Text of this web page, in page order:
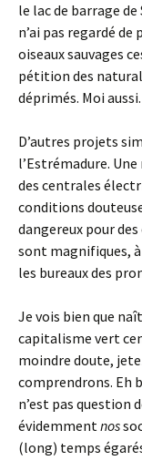
le lac de barrage de
n’ai pas regardé
oiseaux sauvages
pétition des
déprimés. Moi aussi.
D’autres projets
l’Estrémadure.
des centrales
conditions
dangereux pour
sont magnifiques,
les bureaux des
Je vois bien que
capitalisme vert
moindre doute,
comprendrons. Eh
n’est pas question
évidemmentnos
(long) temps